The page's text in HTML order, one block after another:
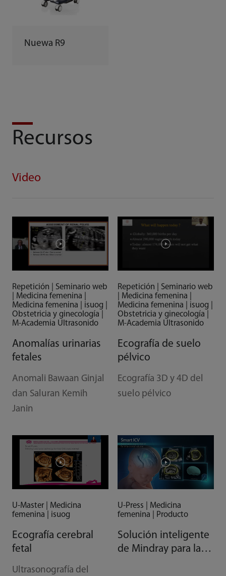
Nuewa R9
Recursos
Video
Repetición | Seminario web
| Medicina femenina |
Medicina femenina | isuog |
Obstetricia y ginecología |
M-Academia Ultrasonido
Anomalías urinarias
fetales
Anomali Bawaan Ginjal
dan Saluran Kemih
Janin
Repetición | Seminario web
| Medicina femenina |
Medicina femenina | isuog |
Obstetricia y ginecología |
M-Academia Ultrasonido
Ecografía de suelo
pélvico
Ecografía 3D y 4D del
suelo pélvico
U-Master | Medicina
femenina | isuog
Ecografía cerebral
fetal
Ultrasonografía del
U-Press | Medicina
femenina | Producto
Solución inteligente
de Mindray para la